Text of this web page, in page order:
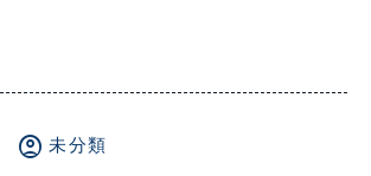
account_circle 未分類